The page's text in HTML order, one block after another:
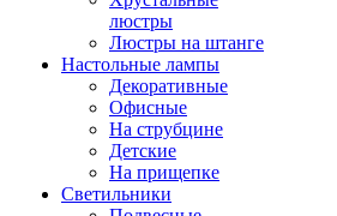
люстры
Люстры на штанге
Настольные лампы
Декоративные
Офисные
На струбцине
Детские
На прищепке
Светильники